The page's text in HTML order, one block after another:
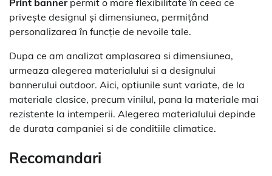
privește designul și dimensiunea, permițând
personalizarea în funcție de nevoile tale.
Dupa ce am analizat amplasarea si dimensiunea,
urmeaza alegerea materialului si a designului
bannerului outdoor. Aici, optiunile sunt variate, de la
materiale clasice, precum vinilul, pana la materiale mai
rezistente la intemperii. Alegerea materialului depinde
de durata campaniei si de conditiile climatice.
Recomandari